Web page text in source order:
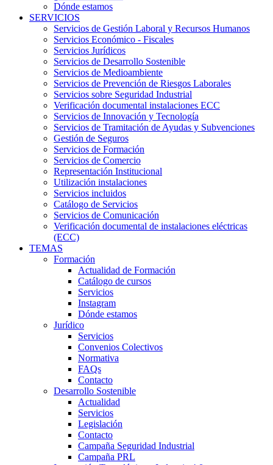
Dónde estamos
SERVICIOS
Servicios de Gestión Laboral y Recursos Humanos
Servicios Económico - Fiscales
Servicios Jurídicos
Servicios de Desarrollo Sostenible
Servicios de Medioambiente
Servicios de Prevención de Riesgos Laborales
Servicios sobre Seguridad Industrial
Verificación documental instalaciones ECC
Servicios de Innovación y Tecnología
Servicios de Tramitación de Ayudas y Subvenciones
Gestión de Seguros
Servicios de Formación
Servicios de Comercio
Representación Institucional
Utilización instalaciones
Servicios incluidos
Catálogo de Servicios
Servicios de Comunicación
Verificación documental de instalaciones eléctricas
(ECC)
TEMAS
Formación
Actualidad de Formación
Catálogo de cursos
Servicios
Instagram
Dónde estamos
Jurídico
Servicios
Convenios Colectivos
Normativa
FAQs
Contacto
Desarrollo Sostenible
Actualidad
Servicios
Legislación
Contacto
Campaña Seguridad Industrial
Campaña PRL